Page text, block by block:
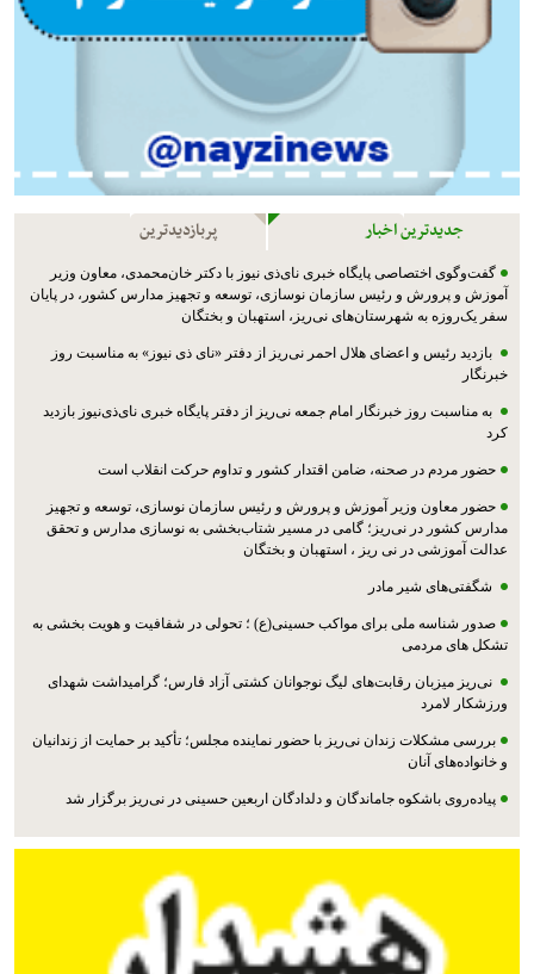
جدیدترین اخبار پربازدیدترین
گفت‌وگوی اختصاصی پایگاه خبری نای‌ذی نیوز با دکتر خان‌محمدی، معاون وزیر
آموزش و پرورش و رئیس سازمان نوسازی، توسعه و تجهیز مدارس کشور، در پایان
سفر یک‌روزه به شهرستان‌های نی‌ریز، استهبان و بختگان
بازدید رئیس و اعضای هلال احمر نی‌ریز از دفتر «نای ذی نیوز» به مناسبت روز
خبرنگار
به مناسبت روز خبرنگار امام جمعه نی‌ریز از دفتر پایگاه خبری نای‌ذی‌نیوز بازدید
کرد
حضور مردم در صحنه، ضامن اقتدار کشور و تداوم حرکت انقلاب است
حضور معاون وزیر آموزش و پرورش و رئیس سازمان نوسازی، توسعه و تجهیز
مدارس کشور در نی‌ریز؛ گامی در مسیر شتاب‌بخشی به نوسازی مدارس و تحقق
عدالت آموزشی در نی ریز ، استهبان و بختگان
شگفتی‌های شیر مادر
صدور شناسه ملی برای مواکب حسینی(ع) ؛ تحولی در شفافیت و هویت بخشی به
تشکل های مردمی
نی‌ریز میزبان رقابت‌های لیگ نوجوانان کشتی آزاد فارس؛ گرامیداشت شهدای
ورزشکار لامرد
بررسی مشکلات زندان نی‌ریز با حضور نماینده مجلس؛ تأکید بر حمایت از زندانیان
و خانواده‌های آنان
پیاده‌روی باشکوه جاماندگان و دلدادگان اربعین حسینی در نی‌ریز برگزار شد